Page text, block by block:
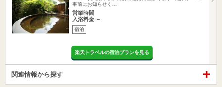
事前にお知らせく…
営業時間
入浴料金 ～
宿泊
楽天トラベルの宿泊プランを見る
関連情報から探す